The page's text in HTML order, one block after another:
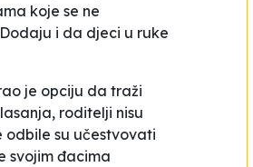
koje se ne
i da djeci u ruke
je opciju da traži
roditelji nisu
odbile su učestvovati
svojim đacima